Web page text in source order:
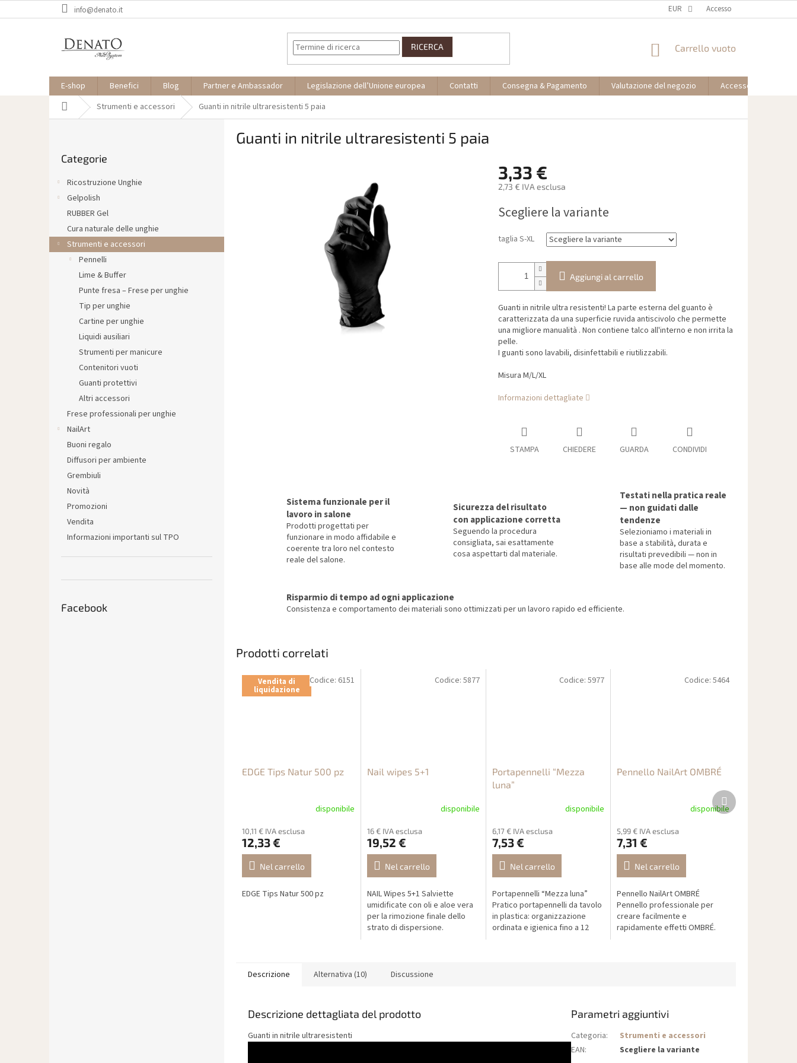
al
info@denato.it EUR Accesso
RICERCA
CARRELLO
SPESA
Carrello vuoto
E-shop Benefici Blog Partner e Ambassador Legislazione dell’Unione europea Contatti Consegna & Pagamento Valutazione del negozio
Accesso partner
Casa Strumenti e accessori Guanti in nitrile ultraresistenti 5 paia
a
le
Categorie
Ricostruzione Unghie
Gelpolish
RUBBER Gel
Cura naturale delle unghie
Strumenti e accessori
Pennelli
Lime & Buffer
Punte fresa – Frese per unghie
Tip per unghie
Cartine per unghie
Liquidi ausiliari
Strumenti per manicure
Contenitori vuoti
Guanti protettivi
Altri accessori
Frese professionali per unghie
NailArt
Buoni regalo
Diffusori per ambiente
Grembiuli
Novità
Promozioni
Vendita
Informazioni importanti sul TPO
Facebook
Guanti in nitrile ultraresistenti 5 paia
3,33 €
2,73 € IVA esclusa
della
Scegliere la variante
taglia S-XL
Aggiungi al carrello
Guanti in nitrile ultra resistenti! La parte esterna del guanto è
caratterizzata da una superficie ruvida antiscivolo che permette
una migliore manualità . Non contiene talco all'interno e non irrita la
pelle.
I guanti sono lavabili, disinfettabili e riutilizzabili.
Misura M/L/XL
Informazioni dettagliate
STAMPA CHIEDERE GUARDA CONDIVIDI
Sistema funzionale per il
lavoro in salone
Prodotti progettati per
funzionare in modo affidabile e
coerente tra loro nel contesto
reale del salone.
Sicurezza del risultato
con applicazione corretta
Seguendo la procedura
consigliata, sai esattamente
cosa aspettarti dal materiale.
Testati nella pratica reale
— non guidati dalle
tendenze
Selezioniamo i materiali in
base a stabilità, durata e
risultati prevedibili — non in
base alle mode del momento.
Risparmio di tempo ad ogni applicazione
Consistenza e comportamento dei materiali sono ottimizzati per un lavoro rapido ed efficiente.
Prodotti correlati
Vendita di
liquidazione
EDGE Tips Natur 500 pz
disponibile
10,11 € IVA esclusa
12,33 €
Nel carrello
EDGE Tips Natur 500 pz
Codice: 6151
Nail wipes 5+1
disponibile
16 € IVA esclusa
19,52 €
Nel carrello
NAIL Wipes 5+1 Salviette
umidificate con oli e aloe vera
per la rimozione finale dello
strato di dispersione.
Codice: 5877
Portapennelli “Mezza
luna”
disponibile
6,17 € IVA esclusa
7,53 €
Nel carrello
Portapennelli “Mezza luna”
Pratico portapennelli da tavolo
in plastica: organizzazione
ordinata e igienica fino a 12
Codice:5977
Pennello NailArt OMBRÉ
disponibile
5,99 € IVA esclusa
7,31 €
Nel carrello
Pennello NailArt OMBRÉ
Pennello professionale per
creare facilmente e
rapidamente effetti OMBRÉ.
Codice: 5464
Prodotto
successivo
Descrizione Alternativa (10) Discussione
Descrizione dettagliata del prodotto
Guanti in nitrile ultraresistenti
Parametri aggiuntivi
Categoria:
Strumenti e accessori
EAN: Scegliere la variante